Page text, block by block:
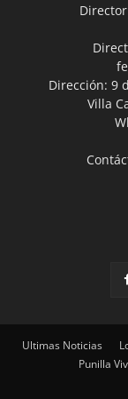
Dirección: 9
Villa
Ultimas Noticias
Punilla